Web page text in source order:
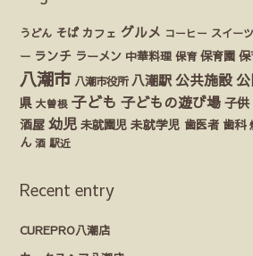
うどん そば カフェ グルメ コーヒー スイーツ
ー ランチ ラーメン 中華料理 保育 保育園
八潮市 八潮市役所 八潮駅 公共施設
県 大曽根 子ども 子どもの遊び場 子供
酒屋 幼児 未就園児 未就学児 歯医者 歯科
ん 酒 駅近
Recent entry
CUREPRO八潮店